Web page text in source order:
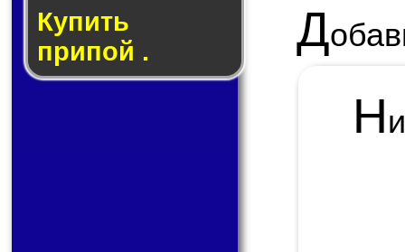
Купить
припой .
Д
Н